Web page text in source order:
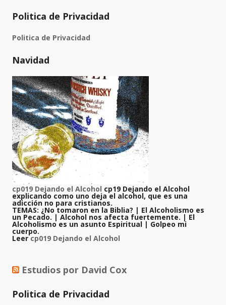
Politica de Privacidad
Politica de Privacidad
Navidad
cp019 Dejando el Alcohol cp19 Dejando el Alcohol
explicando como uno deja el alcohol, que es una
adicción no para cristianos.
TEMAS: ¿No tomaron en la Biblia? | El Alcoholismo es
un Pecado. | Alcohol nos afecta fuertemente. | El
Alcoholismo es un asunto Espiritual | Golpeo mi
cuerpo.
Leer cp019 Dejando el Alcohol
Estudios por David Cox
Politica de Privacidad